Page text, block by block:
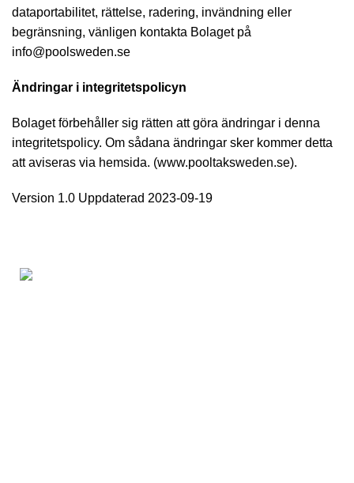
dataportabilitet, rättelse, radering, invändning eller
begränsning, vänligen kontakta Bolaget på
info@poolsweden.se
Ändringar i integritetspolicyn
Bolaget förbehåller sig rätten att göra ändringar i denna
integritetspolicy. Om sådana ändringar sker kommer detta
att aviseras via hemsida. (www.pooltaksweden.se).
Version 1.0 Uppdaterad 2023-09-19